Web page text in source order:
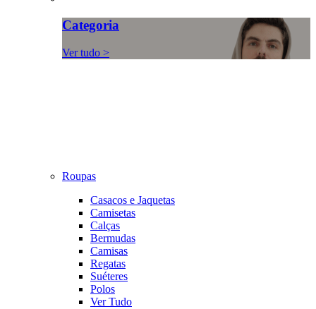
Categoria
Ver tudo >
Roupas
Casacos e Jaquetas
Camisetas
Calças
Bermudas
Camisas
Regatas
Suéteres
Polos
Ver Tudo